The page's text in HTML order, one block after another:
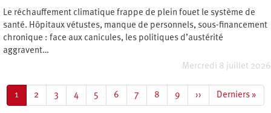
Le réchauffement climatique frappe de plein fouet le système de
santé. Hôpitaux vétustes, manque de personnels, sous-financement
chronique : face aux canicules, les politiques d’austérité
aggravent…
Mercredi 8 juillet 2026
Page
courante
1 Page
2 Page
3 Page
4 Page
5 Page
6 Page
7 Page
8 Page
9
Page
suivante
››
Dernière
page
Derniers »